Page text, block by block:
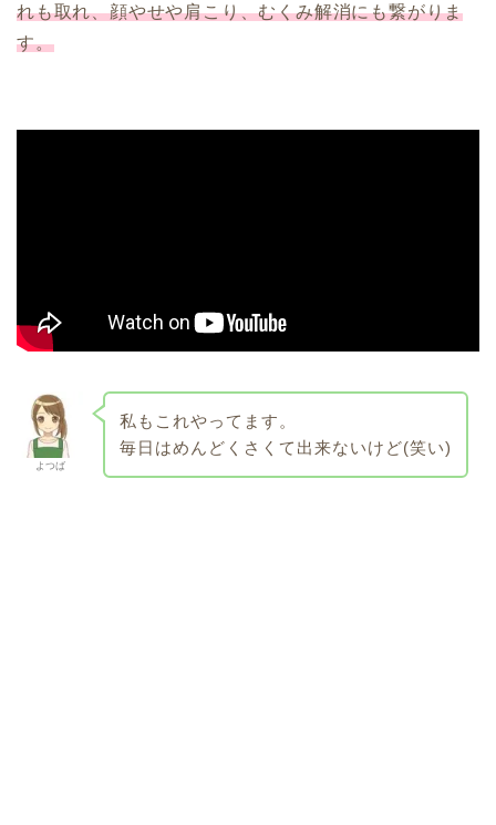
れも取れ、顔やせや肩こり、むくみ解消にも繋がりま
す。
よつば
私もこれやってます。
毎日はめんどくさくて出来ないけど(笑い)